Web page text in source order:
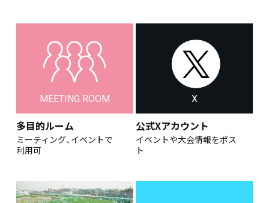
MEETING ROOM
多目的ルーム
ミーティング、イベントで
利用可
X
公式Xアカウント
イベントや大会情報をポス
ト